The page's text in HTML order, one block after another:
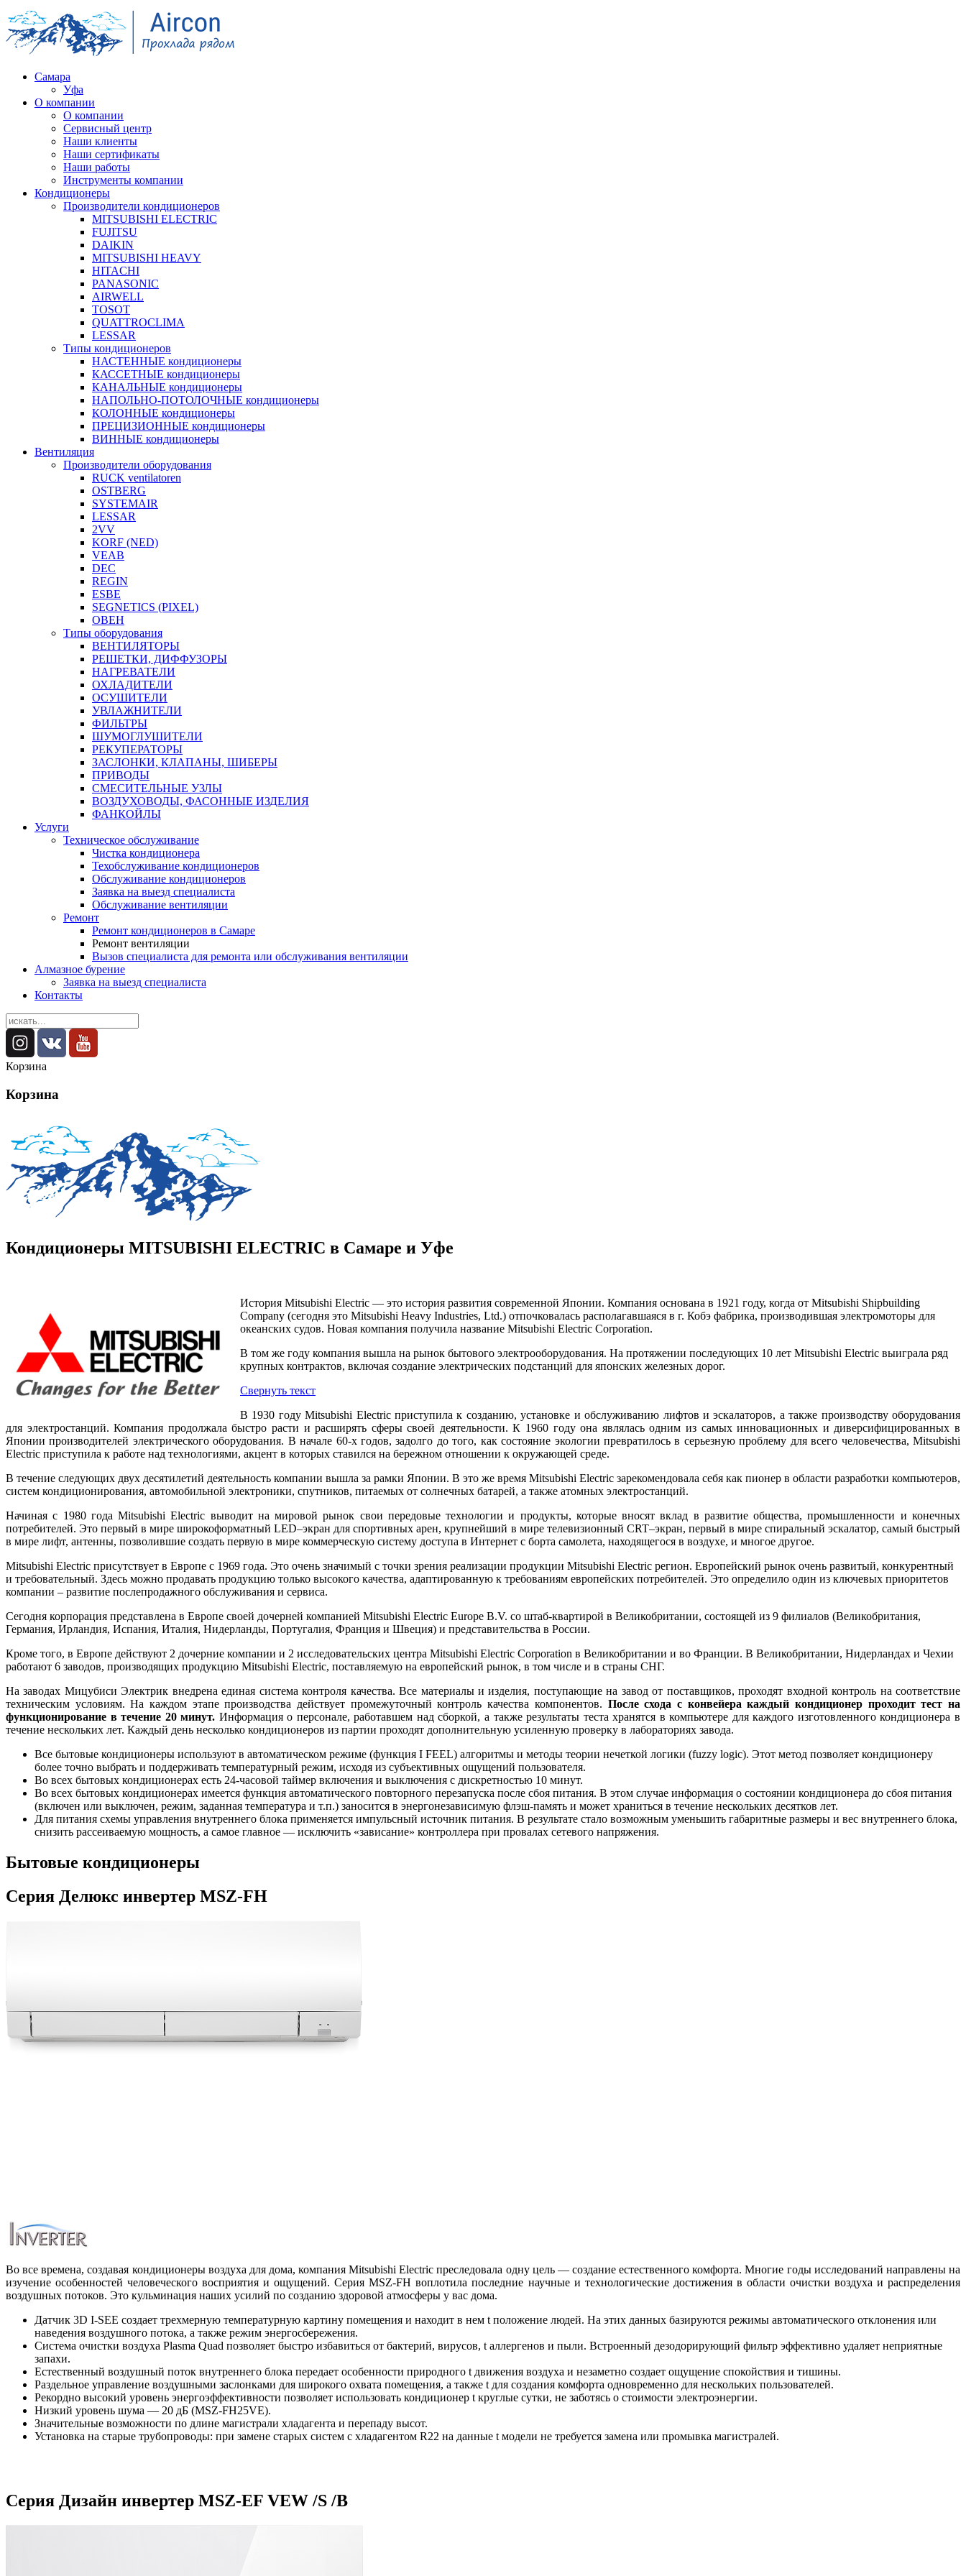
Самара
Уфа
О компании
О компании
Сервисный центр
Наши клиенты
Наши сертификаты
Наши работы
Инструменты компании
Кондиционеры
Производители кондиционеров
MITSUBISHI ELECTRIC
FUJITSU
DAIKIN
MITSUBISHI HEAVY
HITACHI
PANASONIC
AIRWELL
TOSOT
QUATTROCLIMA
LESSAR
Типы кондиционеров
НАСТЕННЫЕ кондиционеры
КАССЕТНЫЕ кондиционеры
КАНАЛЬНЫЕ кондиционеры
НАПОЛЬНО-ПОТОЛОЧНЫЕ кондиционеры
КОЛОННЫЕ кондиционеры
ПРЕЦИЗИОННЫЕ кондиционеры
ВИННЫЕ кондиционеры
Вентиляция
Производители оборудования
RUCK ventilatoren
OSTBERG
SYSTEMAIR
LESSAR
2VV
KORF (NED)
VEAB
DEC
REGIN
ESBE
SEGNETICS (PIXEL)
ОВЕН
Типы оборудования
ВЕНТИЛЯТОРЫ
РЕШЕТКИ, ДИФФУЗОРЫ
НАГРЕВАТЕЛИ
ОХЛАДИТЕЛИ
ОСУШИТЕЛИ
УВЛАЖНИТЕЛИ
ФИЛЬТРЫ
ШУМОГЛУШИТЕЛИ
РЕКУПЕРАТОРЫ
ЗАСЛОНКИ, КЛАПАНЫ, ШИБЕРЫ
ПРИВОДЫ
СМЕСИТЕЛЬНЫЕ УЗЛЫ
ВОЗДУХОВОДЫ, ФАСОННЫЕ ИЗДЕЛИЯ
ФАНКОЙЛЫ
Услуги
Техническое обслуживание
Чистка кондиционера
Техобслуживание кондиционеров
Обслуживание кондиционеров
Заявка на выезд специалиста
Обслуживание вентиляции
Ремонт
Ремонт кондиционеров в Самаре
Ремонт вентиляции
Вызов специалиста для ремонта или обслуживания вентиляции
Алмазное бурение
Заявка на выезд специалиста
Контакты
Корзина
Корзина
Кондиционеры MITSUBISHI ELECTRIC в Самаре и Уфе
История Mitsubishi Electric — это история развития современной Японии. Компания основана в 1921 году, когда от Mitsubishi Shipbuilding
Company (сегодня это Mitsubishi Heavy Industries, Ltd.) отпочковалась располагавшаяся в г. Кобэ фабрика, производившая электромоторы для
океанских судов. Новая компания получила название Mitsubishi Electric Corporation.
В том же году компания вышла на рынок бытового электрооборудования. На протяжении последующих 10 лет Mitsubishi Electric выиграла ряд
крупных контрактов, включая создание электрических подстанций для японских железных дорог.
Свернуть текст
В 1930 году Mitsubishi Electric приступила к созданию, установке и обслуживанию лифтов и эскалаторов, а также производству оборудования
для электростанций. Компания продолжала быстро расти и расширять сферы своей деятельности. К 1960 году она являлась одним из самых инновационных и диверсифицированных в
Японии производителей электрического оборудования. В начале 60-х годов, задолго до того, как состояние экологии превратилось в серьезную проблему для всего человечества, Mitsubishi
Electric приступила к работе над технологиями, акцент в которых ставился на бережном отношении к окружающей среде.
В течение следующих двух десятилетий деятельность компании вышла за рамки Японии. В это же время Mitsubishi Electric зарекомендовала себя как пионер в области разработки компьютеров,
систем кондиционирования, автомобильной электроники, спутников, питаемых от солнечных батарей, а также атомных электростанций.
Начиная с 1980 года Mitsubishi Electric выводит на мировой рынок свои передовые технологии и продукты, которые вносят вклад в развитие общества, промышленности и конечных
потребителей. Это первый в мире широкоформатный LED–экран для спортивных арен, крупнейший в мире телевизионный CRT–экран, первый в мире спиральный эскалатор, самый быстрый
в мире лифт, антенны, позволившие создать первую в мире коммерческую систему доступа в Интернет с борта самолета, находящегося в воздухе, и многое другое.
Mitsubishi Electric присутствует в Европе с 1969 года. Это очень значимый с точки зрения реализации продукции Mitsubishi Electric регион. Европейский рынок очень развитый, конкурентный
и требовательный. Здесь можно продавать продукцию только высокого качества, адаптированную к требованиям европейских потребителей. Это определило один из ключевых приоритетов
компании – развитие послепродажного обслуживания и сервиса.
Сегодня корпорация представлена в Европе своей дочерней компанией Mitsubishi Electric Europe B.V. со штаб-квартирой в Великобритании, состоящей из 9 филиалов (Великобритания,
Германия, Ирландия, Испания, Италия, Нидерланды, Португалия, Франция и Швеция) и представительства в России.
Кроме того, в Европе действуют 2 дочерние компании и 2 исследовательских центра Mitsubishi Electric Corporation в Великобритании и во Франции. В Великобритании, Нидерландах и Чехии
работают 6 заводов, производящих продукцию Mitsubishi Electric, поставляемую на европейский рынок, в том числе и в страны СНГ.
На заводах Мицубиси Электрик внедрена единая система контроля качества. Все материалы и изделия, поступающие на завод от поставщиков, проходят входной контроль на соответствие
техническим условиям. На каждом этапе производства действует промежуточный контроль качества компонентов. После схода с конвейера каждый кондиционер проходит тест на
функционирование в течение 20 минут. Информация о персонале, работавшем над сборкой, а также результаты теста хранятся в компьютере для каждого изготовленного кондиционера в
течение нескольких лет. Каждый день несколько кондиционеров из партии проходят дополнительную усиленную проверку в лабораториях завода.
Все бытовые кондиционеры используют в автоматическом режиме (функция I FEEL) алгоритмы и методы теории нечеткой логики (fuzzy logic). Этот метод позволяет кондиционеру
более точно выбрать и поддерживать температурный режим, исходя из субъективных ощущений пользователя.
Во всех бытовых кондиционерах есть 24-часовой таймер включения и выключения с дискретностью 10 минут.
Во всех бытовых кондиционерах имеется функция автоматического повторного перезапуска после сбоя питания. В этом случае информация о состоянии кондиционера до сбоя питания
(включен или выключен, режим, заданная температура и т.п.) заносится в энергонезависимую флэш-память и может храниться в течение нескольких десятков лет.
Для питания схемы управления внутреннего блока применяется импульсный источник питания. В результате стало возможным уменьшить габаритные размеры и вес внутреннего блока,
снизить рассеиваемую мощность, а самое главное — исключить «зависание» контроллера при провалах сетевого напряжения.
Бытовые кондиционеры
Серия Делюкс инвертер MSZ-FH
Во все времена, создавая кондиционеры воздуха для дома, компания Mitsubishi Electric преследовала одну цель — создание естественного комфорта. Многие годы исследований направлены на
изучение особенностей человеческого восприятия и ощущений. Серия MSZ-FH воплотила последние научные и технологические достижения в области очистки воздуха и распределения
воздушных потоков. Это кульминация наших усилий по созданию здоровой атмосферы у вас дома.
Датчик 3D I-SEE создает трехмерную температурную картину помещения и находит в нем t положение людей. На этих данных базируются режимы автоматического отклонения или
наведения воздушного потока, а также режим энергосбережения.
Система очистки воздуха Plasma Quad позволяет быстро избавиться от бактерий, вирусов, t аллергенов и пыли. Встроенный дезодорирующий фильтр эффективно удаляет неприятные
запахи.
Естественный воздушный поток внутреннего блока передает особенности природного t движения воздуха и незаметно создает ощущение спокойствия и тишины.
Раздельное управление воздушными заслонками для широкого охвата помещения, а также t для создания комфорта одновременно для нескольких пользователей.
Рекордно высокий уровень энергоэффективности позволяет использовать кондиционер t круглые сутки, не заботясь о стоимости электроэнергии.
Низкий уровень шума — 20 дБ (MSZ-FH25VE).
Значительные возможности по длине магистрали хладагента и перепаду высот.
Установка на старые трубопроводы: при замене старых систем с хладагентом R22 на данные t модели не требуется замена или промывка магистралей.
Серия Дизайн инвертер MSZ-EF VEW /S /B